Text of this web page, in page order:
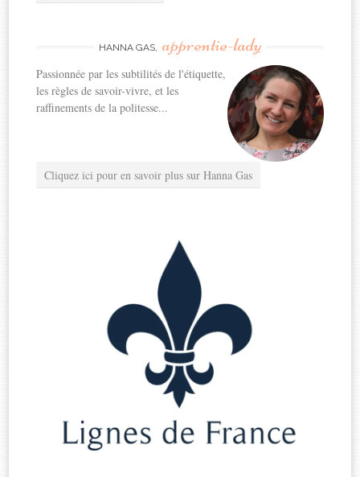
HANNA GAS, apprentie-lady
Passionnée par les subtilités de l'étiquette,
les règles de savoir-vivre, et les
raffinements de la politesse...
Cliquez ici pour en savoir plus sur Hanna Gas